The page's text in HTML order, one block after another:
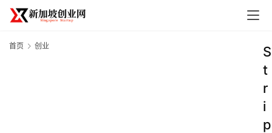
首页 创业
S
t
r
i
p